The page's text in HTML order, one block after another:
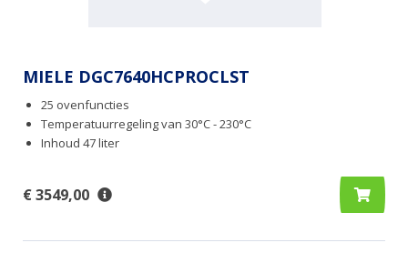
MIELE DGC7640HCPROCLST
25 ovenfuncties
Temperatuurregeling van 30°C - 230°C
Inhoud 47 liter
€ 3549,00